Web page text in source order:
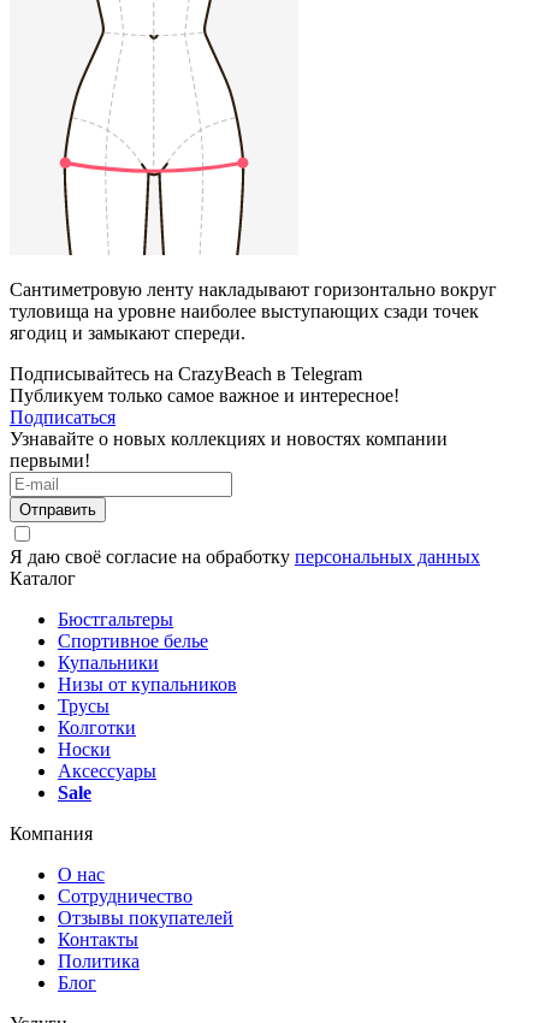
Сантиметровую ленту накладывают горизонтально вокруг
туловища на уровне наиболее выступающих сзади точек
ягодиц и замыкают спереди.
Подписывайтесь на CrazyBeach в Telegram
Публикуем только самое важное и интересное!
Подписаться
Узнавайте о новых коллекциях и новостях компании
первыми!
Отправить
Я даю своё согласие на обработку персональных данных
Каталог
Бюстгальтеры
Спортивное белье
Купальники
Низы от купальников
Трусы
Колготки
Носки
Аксессуары
Sale
Компания
О нас
Сотрудничество
Отзывы покупателей
Контакты
Политика
Блог